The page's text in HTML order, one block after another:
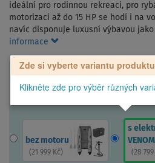
ideální pro rodinnou rekreaci, pro
motorizaci až do 15 HP se hodí i na
navíc disponuje luxusní výbavou
informace
Zde si vyberte variantu produktu
Klikněte zde pro výběr různých
bez motoru
(21 999 Kč)
s
(28 799